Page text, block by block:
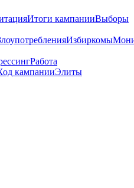
Итоги кампанииВыборы
Избиркомы
Работа
кампанииЭлиты